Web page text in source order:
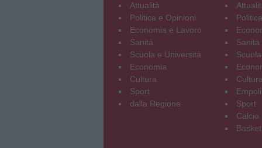
Attualità
Politica e Opinioni
Economia e Lavoro
Sanità
Scuola e Università
Economia
Cultura
Sport
dalla Regione
Sanità
Cultura
Sport
Calcio
Basket